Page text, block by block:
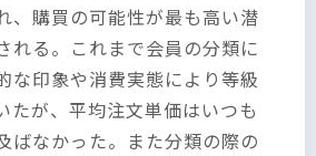
、購買の可能性が最も高い潜
れる。これまで会員の分類に
な印象や消費実態により等級
たが、平均注文単価はいつも
ばなかった。また分類の際の